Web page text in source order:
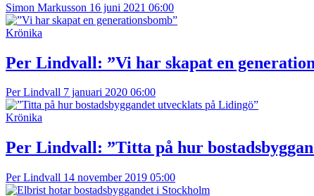
Simon Markusson 16 juni 2021 06:00
Krönika
Per Lindvall: ”Vi har skapat en
Per Lindvall 7 januari 2020 06:00
Krönika
Per Lindvall: ”Titta på hur
Per Lindvall 14 november 2019 05:00